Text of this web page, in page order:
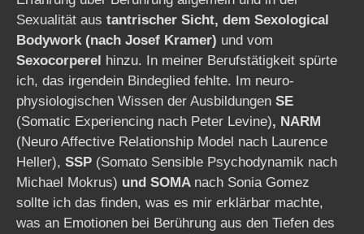
Sexualität aus tantrischer Sicht, dem Sexological
Bodywork (nach Josef Kramer) und vom
Sexocorperel hinzu. In meiner Berufstätigkeit spürte
ich, das irgendein Bindeglied fehlte. Im neuro-
physiologischen Wissen der Ausbildungen SE
(Somatic Experiencing nach Peter Levine), NARM
(Neuro Affective Relationship Model nach Laurence
Heller), SSP (Somato Sensible Psychodynamik nach
Michael Mokrus) und SOMA nach Sonia Gomez
sollte ich das finden, was es mir erklärbar machte,
was an Emotionen bei Berührung aus den Tiefen des